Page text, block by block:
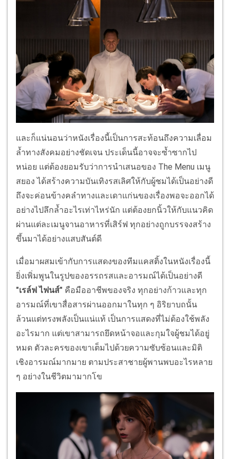
และก็แน่นอนว่าหนังเรื่องนี้เป็นการสะท้อนถึงความเลื่อม
ล้ำทางสังคมอย่างชัดเจน ประเด็นนี้อาจจะซ้ำซากไป
หน่อย แต่ต้องยอมรับว่าการนำเสนอของ The Menu เมนู
สยอง ได้สร้างความบันเทิงรสเลิศให้กับผู้ชมได้เป็นอย่างดี
ถึงจะค่อนข้างคลำทางและเดาแก่นของเรื่องพอจะออกได้
อย่างไปลึกล้ำอะไรเท่าไหร่นัก แต่ต้องยกนิ้วให้กับแนวคิด
ผ่านแต่ละเมนูจานอาหารที่เสิร์ฟ ทุกอย่างถูกบรรจงสร้าง
ขึ้นมาได้อย่างแสบสันต์ดี
เมื่อมาผสมเข้ากับการแสดงของทีมแคสติ้งในหนังเรื่องนี้
ยิ่งเพิ่มพูนในรูปของอรรถรสและอารมณ์ได้เป็นอย่างดี
"เรล์ฟ ไฟนส์" คือมืออาชีพของจริง ทุกอย่างก้าวและทุก
อารมณ์ที่เขาสื่อสารผ่านออกมาในทุก ๆ อิริยาบถนั้น
ล้วนแต่ทรงพลังเป็นแน่แท้ เป็นการแสดงที่ไม่ต้องใช้พลัง
อะไรมาก แต่เขาสามารถยึดหน้าจอและกุมใจผู้ชมได้อยู่
หมด ตัวละครของเขาเต็มไปด้วยความซับซ้อนและมิติ
เชิงอารมณ์มากมาย ตามประสาชายผู้พานพบอะไรหลาย
ๆ อย่างในชีวิตมามากโข